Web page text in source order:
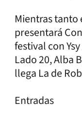
Mientras tanto
presentará
festival con
Lado 20, Alba
llega La de
Entradas